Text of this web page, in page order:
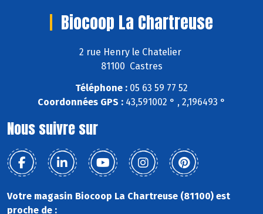
Biocoop La Chartreuse
2 rue Henry le Chatelier
81100 Castres
Téléphone : 05 63 59 77 52
Coordonnées GPS : 43,591002 ° , 2,196493 °
Nous suivre sur
Votre magasin Biocoop La Chartreuse (81100) est
proche de :